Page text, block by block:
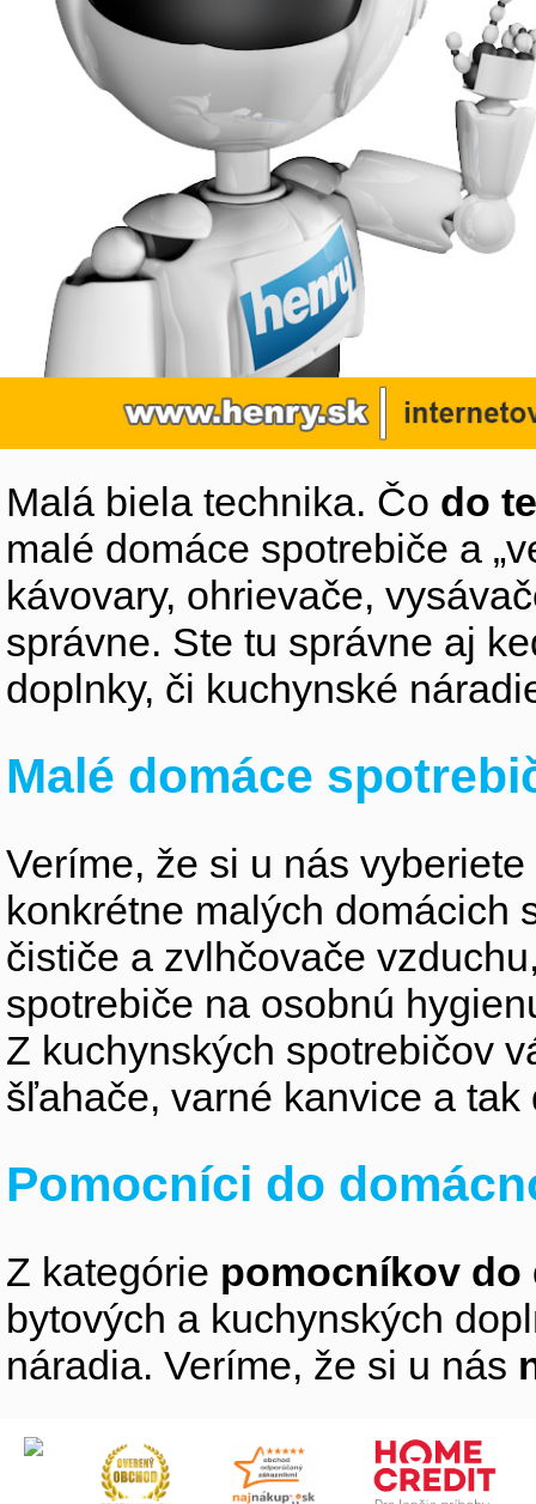
Malá biela technika. Čo do
malé domáce spotrebiče a
kávovary, ohrievače,
správne. Ste tu správne aj
doplnky, či kuchynské
Malé domáce
Veríme, že si u nás
konkrétne malých domácich
čističe a zvlhčovače
spotrebiče na osobnú
Z kuchynských spotrebičov
šľahače, varné kanvice a
Pomocníci do
Z kategórie pomocníkov do
bytových a kuchynských
náradia. Veríme, že si u nás